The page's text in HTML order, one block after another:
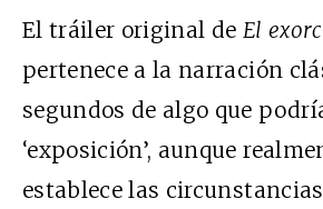
El tráiler original de El
pertenece a la narración
segundos de algo que
‘exposición’, aunque
establece las